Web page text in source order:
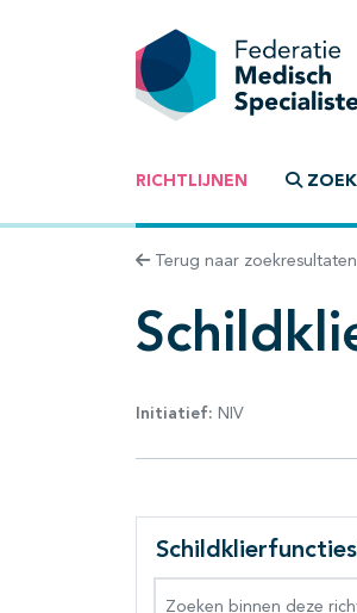
RICHTLIJNEN ZOEK
Terug naar zoekresultaten
Initiatief: NIV